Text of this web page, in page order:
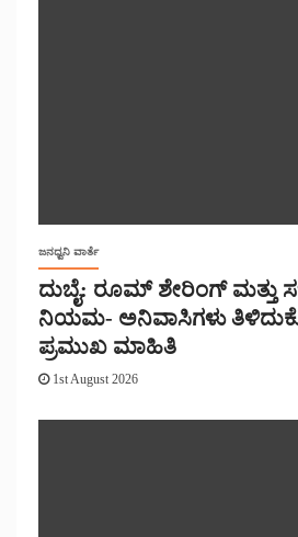
ಜನಧ್ವನಿ ವಾರ್ತೆ
ದುಬೈ: ರೂಮ್ ಶೇರಿಂಗ್
ನಿಯಮ- ಅನಿವಾಸಿಗಳು
ಪ್ರಮುಖ ಮಾಹಿತಿ
1st August 2026